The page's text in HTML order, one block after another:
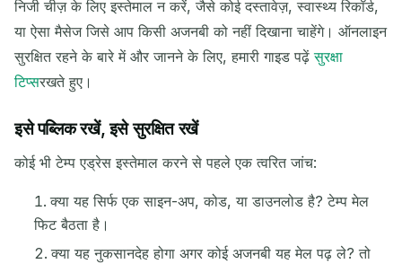
निजी चीज़ के लिए इस्तेमाल न करें, जैसे कोई दस्तावेज़, स्वास्थ्य रिकॉर्ड,
या ऐसा मैसेज जिसे आप किसी अजनबी को नहीं दिखाना चाहेंगे। ऑनलाइन
सुरक्षित रहने के बारे में और जानने के लिए, हमारी गाइड पढ़ेंसुरक्षा
टिप्सरखते हुए।
इसे पब्लिक रखें, इसे सुरक्षित रखें
कोई भी टेम्प एड्रेस इस्तेमाल करने से पहले एक त्वरित जांच:
क्या यह सिर्फ एक साइन-अप, कोड, या डाउनलोड है? टेम्प मेल
फिट बैठता है।
क्या यह नुकसानदेह होगा अगर कोई अजनबी यह मेल पढ़ ले? तो